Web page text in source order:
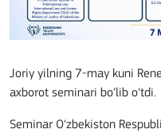
Joriy yilning 7-may kuni
axborot seminari bo‘lib o‘tdi.
Seminar O‘zbekiston